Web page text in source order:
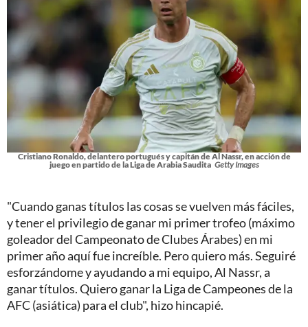
Cristiano Ronaldo, delantero portugués y capitán de Al Nassr, en acción de
juego en partido de la Liga de Arabia Saudita Getty Images
"Cuando ganas títulos las cosas se vuelven más fáciles,
y tener el privilegio de ganar mi primer trofeo (máximo
goleador del Campeonato de Clubes Árabes) en mi
primer año aquí fue increíble. Pero quiero más. Seguiré
esforzándome y ayudando a mi equipo, Al Nassr, a
ganar títulos. Quiero ganar la Liga de Campeones de la
AFC (asiática) para el club", hizo hincapié.